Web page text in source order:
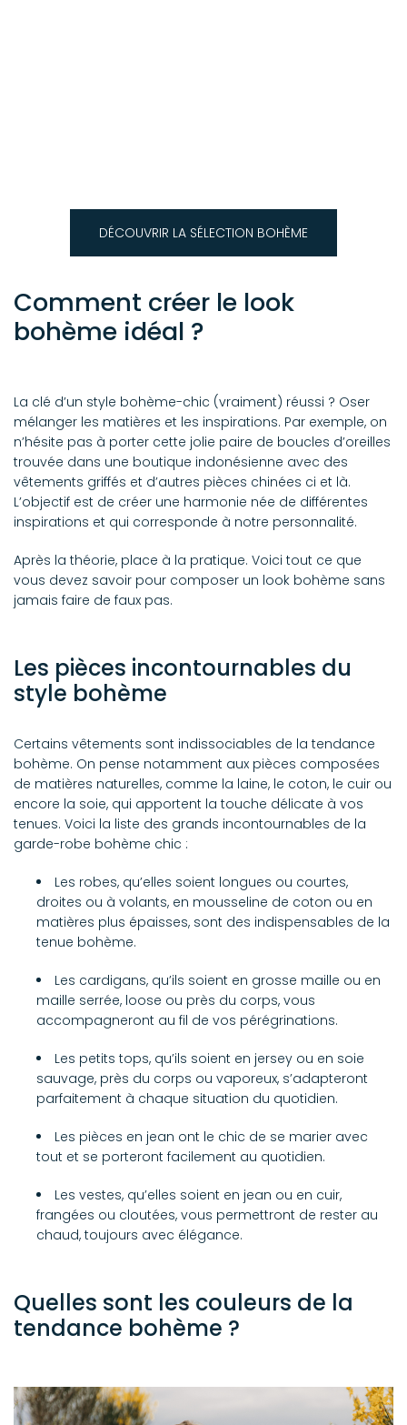
DÉCOUVRIR LA SÉLECTION BOHÈME
Comment créer le look
bohème idéal ?
La clé d’un style bohème-chic (vraiment) réussi ? Oser
mélanger les matières et les inspirations. Par exemple, on
n’hésite pas à porter cette jolie paire de boucles d’oreilles
trouvée dans une boutique indonésienne avec des
vêtements griffés et d’autres pièces chinées ci et là.
L’objectif est de créer une harmonie née de différentes
inspirations et qui corresponde à notre personnalité.
Après la théorie, place à la pratique. Voici tout ce que
vous devez savoir pour composer un look bohème sans
jamais faire de faux pas.
Les pièces incontournables du
style bohème
Certains vêtements sont indissociables de la tendance
bohème. On pense notamment aux pièces composées
de matières naturelles, comme la laine, le coton, le cuir ou
encore la soie, qui apportent la touche délicate à vos
tenues. Voici la liste des grands incontournables de la
garde-robe bohème chic :
Les robes, qu’elles soient longues ou courtes,
droites ou à volants, en mousseline de coton ou en
matières plus épaisses, sont des indispensables de la
tenue bohème.
Les cardigans, qu’ils soient en grosse maille ou en
maille serrée, loose ou près du corps, vous
accompagneront au fil de vos pérégrinations.
Les petits tops, qu’ils soient en jersey ou en soie
sauvage, près du corps ou vaporeux, s’adapteront
parfaitement à chaque situation du quotidien.
Les pièces en jean ont le chic de se marier avec
tout et se porteront facilement au quotidien.
Les vestes, qu’elles soient en jean ou en cuir,
frangées ou cloutées, vous permettront de rester au
chaud, toujours avec élégance.
Quelles sont les couleurs de la
tendance bohème ?